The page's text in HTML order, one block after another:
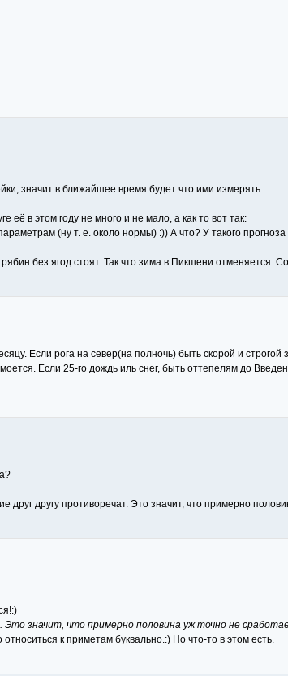
значит в ближайшее время будет что ими измерять.
её в этом году не много и не мало, а как то вот так:
(ну т. е. около нормы) :)) А что? У такого
рябин без ягод стоят. Так что зима в Пикшени отменяется.
Если рога на север(на полночь) быть скорой и
Если 25-го дождь иль снег, быть оттепелям до
друг другу противоречат. Это значит, что примерно
значит, что примерно половина уж точно не
к приметам буквально.:) Но что-то в этом есть.